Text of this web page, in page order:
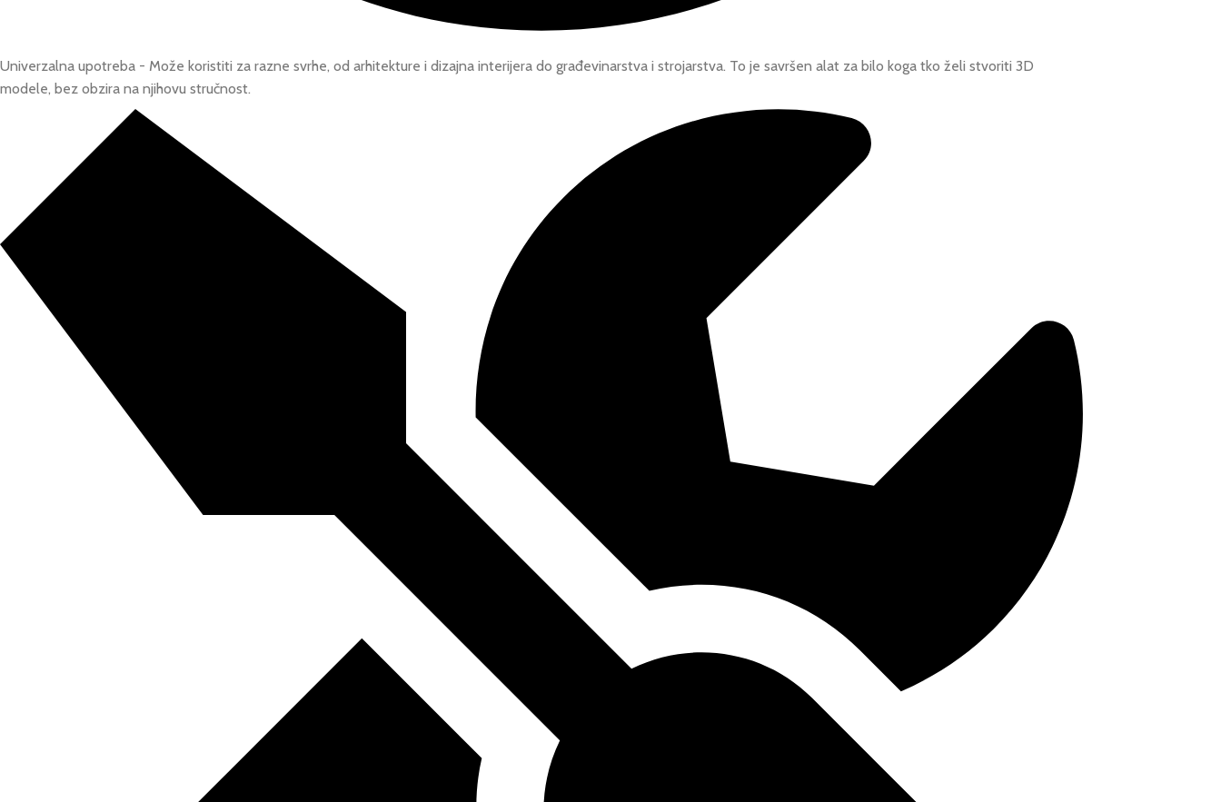
Univerzalna upotreba - Može koristiti za razne svrhe, od arhitekture i dizajna interijera do građevinarstva i strojarstva. To je savršen alat za bilo koga tko želi stvoriti 3D
modele, bez obzira na njihovu stručnost.